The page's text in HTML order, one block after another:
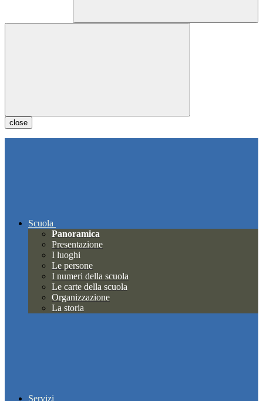
close
Scuola
Panoramica
Presentazione
I luoghi
Le persone
I numeri della scuola
Le carte della scuola
Organizzazione
La storia
Servizi